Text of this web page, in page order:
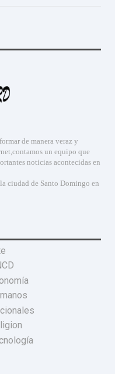
de manera veraz y
un equipo que
noticias acontecidas en
ciudad de Santo Domingo en